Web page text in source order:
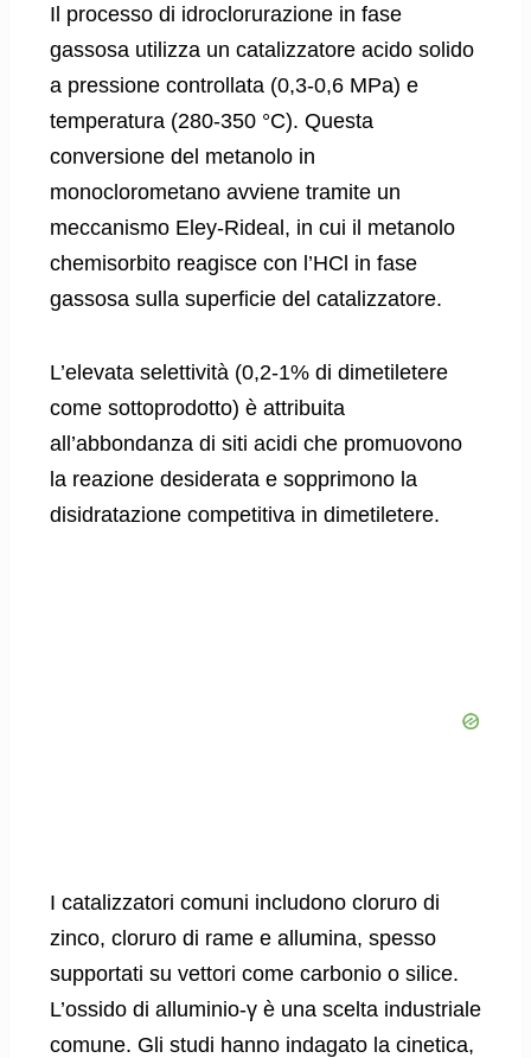
Il processo di idroclorurazione in fase
gassosa utilizza un catalizzatore acido solido
a pressione controllata (0,3-0,6 MPa) e
temperatura (280-350 °C). Questa
conversione del metanolo in
monoclorometano avviene tramite un
meccanismo Eley-Rideal, in cui il metanolo
chemisorbito reagisce con l’HCl in fase
gassosa sulla superficie del catalizzatore.
L’elevata selettività (0,2-1% di dimetiletere
come sottoprodotto) è attribuita
all’abbondanza di siti acidi che promuovono
la reazione desiderata e sopprimono la
disidratazione competitiva in dimetiletere.
I catalizzatori comuni includono cloruro di
zinco, cloruro di rame e allumina, spesso
supportati su vettori come carbonio o silice.
L’ossido di alluminio-γ è una scelta industriale
comune. Gli studi hanno indagato la cinetica,